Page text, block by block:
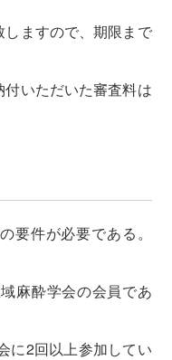
ますので、期限まで
いただいた審査料は
要件が必要である。
麻酔学会の会員であ
に2回以上参加してい